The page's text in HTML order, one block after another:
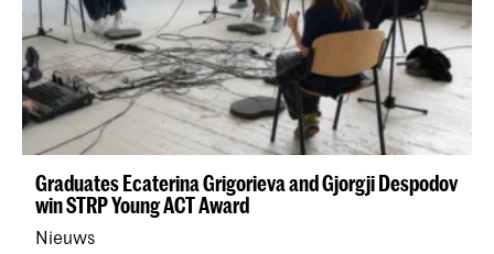
Graduates Ecaterina Grigorieva and Gjorgji Despodov
win STRP Young ACT Award
Nieuws